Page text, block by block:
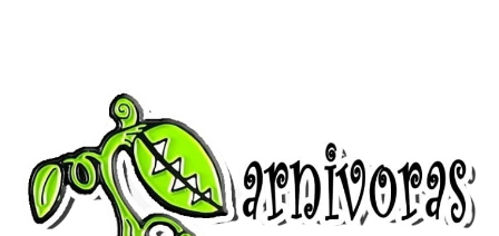
Venus atrapamoscas 🌱
Dionaea muscipula es la única especie del género
monotípico Dionaea, una planta carnívora de la